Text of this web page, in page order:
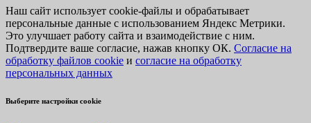
Наш сайт использует cookie-файлы и обрабатывает
персональные данные с использованием Яндекс Метрики.
Это улучшает работу сайта и взаимодействие с ним.
Подтвердите ваше согласие, нажав кнопку ОК. Согласие на
обработку файлов cookie и согласие на обработку
персональных данных
Выберите настройки cookie